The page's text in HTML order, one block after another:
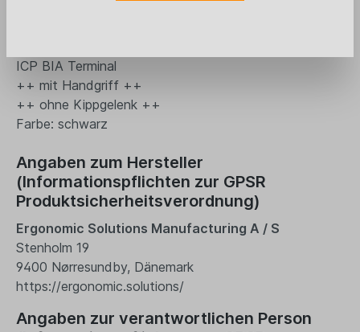
ICP BIA Terminal
++ mit Handgriff ++
++ ohne Kippgelenk ++
Farbe: schwarz
Angaben zum Hersteller
(Informationspflichten zur GPSR
Produktsicherheitsverordnung)
Ergonomic Solutions Manufacturing A / S
Stenholm 19
9400 Nørresundby, Dänemark
https://ergonomic.solutions/
Angaben zur verantwortlichen Person